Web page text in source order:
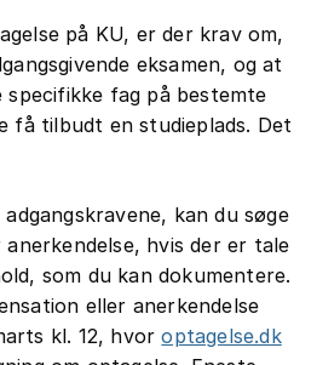
på KU, er der krav om,
eksamen, og at
specifikke fag på bestemte
få tilbudt en studieplads. Det
kan du søge
hvis der er tale
som du kan dokumentere.
eller anerkendelse
kl. 12, hvoroptagelse.dk